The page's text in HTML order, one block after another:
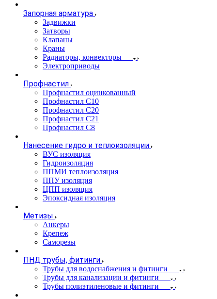
Запорная арматура
Задвижки
Затворы
Клапаны
Краны
Радиаторы, конвекторы
Электроприводы
Профнастил
Профнастил оцинкованный
Профнастил С10
Профнастил С20
Профнастил С21
Профнастил С8
Нанесение гидро и теплоизоляции
ВУС изоляция
Гидроизоляция
ППМИ теплоизоляция
ППУ изоляция
ЦПП изоляция
Эпоксидная изоляция
Метизы
Анкеры
Крепеж
Саморезы
ПНД трубы, фитинги
Трубы для водоснабжения и фитинги
Трубы для канализации и фитинги
Трубы полиэтиленовые и фитинги